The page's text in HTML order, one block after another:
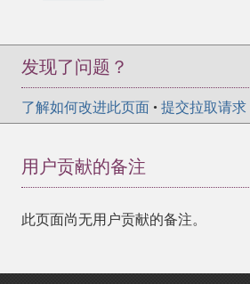
发现了问题？
了解如何改进此页面 • 提交拉取请求
用户贡献的备注
此页面尚无用户贡献的备注。